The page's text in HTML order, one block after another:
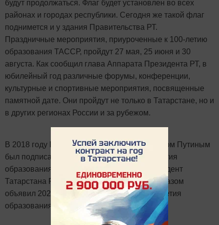
будут продолжаться. Флаг будет установлен во всех
районах и городах республики. Сегодня же такой флаг
поднимется и у здания Правительства РТ.
Праздничные мероприятия, приуроченные к 100-летию
образования ТАССР, пройдут 27 мая, 25 июня и 30
августа. Как сообщил глава Аппарата Президента РТ, в
юбилейный год различные форумы, конференции,
культурные и спортивные мероприятия, посвященные
памятной дате. Они пройдут не только в Татарстане, но и
в других регионах России и за рубежом.
В 2018 году Президентом России Владимиром Путиным
был подписан указ «О праздновании 100-летия
образования Республики Татарстан». Президент
Татарстана Рустам Миннихановом своим Указом
объявил 2020 год в республике Годом 100-летия
образования Татарской АССР.